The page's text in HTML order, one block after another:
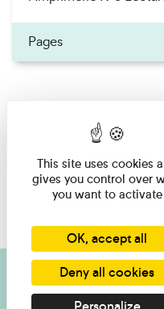
Pages
I
This site uses cookies
gives you control over
you want to activate
OK, accept all
Deny all cookies